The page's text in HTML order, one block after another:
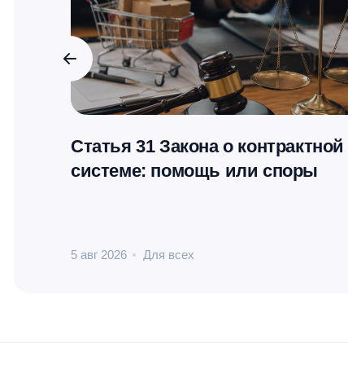
Статья 31 Закона о контрактной
системе: помощь или споры
5 авг 2026 Для всех